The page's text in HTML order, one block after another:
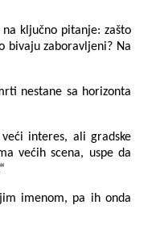
ključno pitanje: zašto
bivaju zaboravljeni? Na
nestane sa horizonta
interes, ali gradske
većih scena, uspe da
imenom, pa ih onda